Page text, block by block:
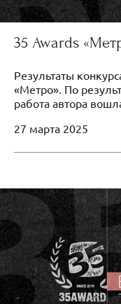
35 Awards
Результаты
«Метро». По
работа автора
27 марта 2025